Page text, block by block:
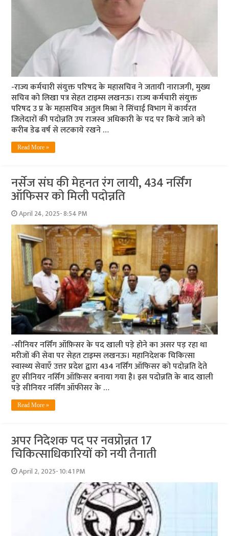
-राज्य कर्मचारी संयुक्त परिषद के महासचिव ने जतायी नाराजगी, मुख्य
सचिव को लिखा पत्र सेहत टाइम्स लखनऊ। राज्य कर्मचारी संयुक्त
परिषद उ प्र के महासचिव अतुल मिश्रा ने सिंचाई विभाग में कार्यरत
जिलेदारों की पदोन्नति उप राजस्व अधिकारी के पद पर किये जाने को
करीब डेढ वर्ष से लटकाये रखने …
Read More »
नर्सेज संघ की मेहनत रंग लायी, 434 नर्सिंग
ऑफिसर को मिली पदोन्नति
April 24, 2025- 8:54 PM
-सीनियर नर्सिंग ऑफ़िसर के पद खाली पड़े होने का असर पड़ रहा था
मरीजों की सेवा पर सेहत टाइम्स लखनऊ। महानिदेशक चिकित्सा
स्वास्थ्य सेवाएँ उत्तर प्रदेश द्वारा 434 नर्सिंग ऑफिसर को पदोन्नति देते
हुए सीनियर नर्सिंग ऑफ़िसर बनाया गया है। इस पदोन्नति के बाद खाली
पड़े सीनियर नर्सिंग ऑफीसर के …
Read More »
अपर निदेशक पद पर नवप्रोन्नत 17
चिकित्साधिकारियों को नयी तैनाती
April 2, 2025- 10:41 PM